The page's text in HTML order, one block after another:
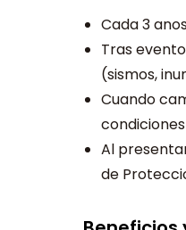
Cada 3
Tras
(sismos,
Cuando
Al
de